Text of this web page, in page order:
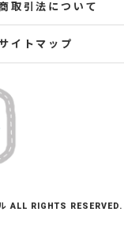
取引法について
イトマップ
ALL RIGHTS RESERVED.